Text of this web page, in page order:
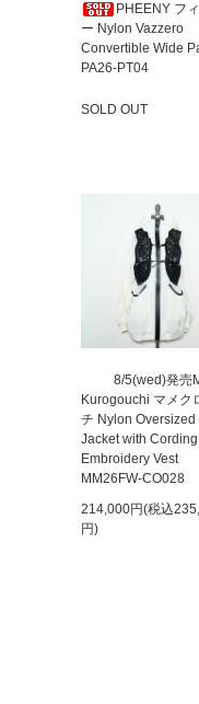
PHEENY フ
ー Nylon Vazzero
Convertible Wide
PA26-PT04
SOLD OUT
8/5(wed)発売
Kurogouchi マメク
チ Nylon Oversized
Jacket with Cording
Embroidery Vest
MM26FW-CO028
214,000円(税込
円)